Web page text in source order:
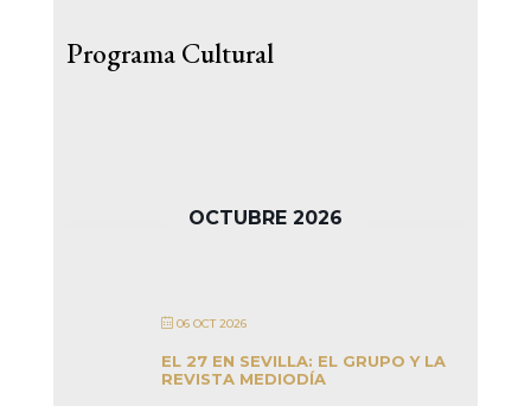
Programa Cultural
OCTUBRE 2026
06 OCT 2026
EL 27 EN SEVILLA: EL GRUPO Y LA
REVISTA MEDIODÍA